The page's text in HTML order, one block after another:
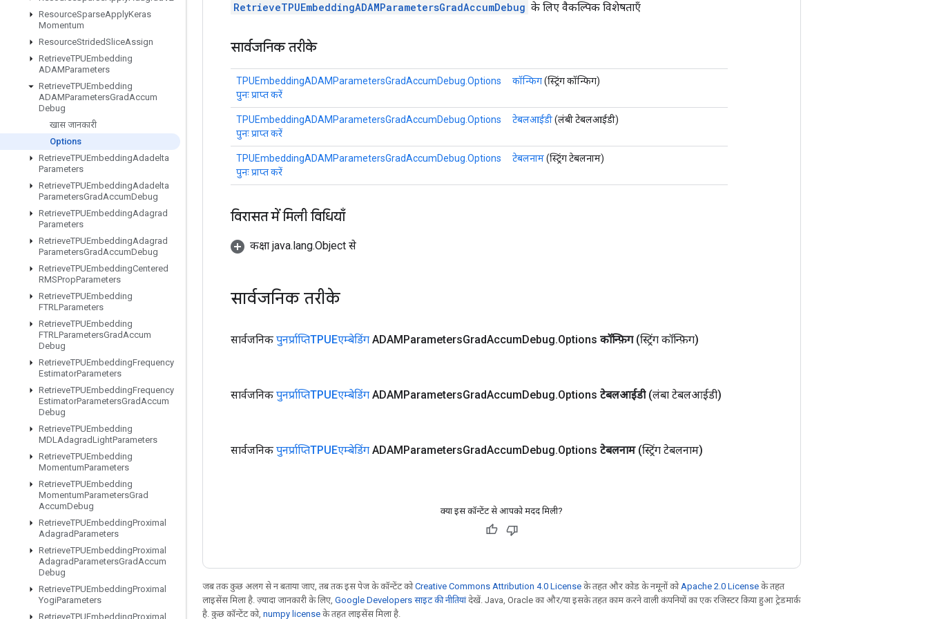
ResourceSparseApplyKeras
Momentum
ResourceStridedSliceAssign
RetrieveTPUEmbedding
ADAMParameters
RetrieveTPUEmbedding
ADAMParametersGradAccum
Debug
खास जानकारी
Options
RetrieveTPUEmbeddingAdadelta
Parameters
RetrieveTPUEmbeddingAdadelta
ParametersGradAccumDebug
RetrieveTPUEmbeddingAdagrad
Parameters
RetrieveTPUEmbeddingAdagrad
ParametersGradAccumDebug
RetrieveTPUEmbeddingCentered
RMSPropParameters
RetrieveTPUEmbedding
FTRLParameters
RetrieveTPUEmbedding
FTRLParametersGradAccum
Debug
RetrieveTPUEmbeddingFrequency
EstimatorParameters
RetrieveTPUEmbeddingFrequency
EstimatorParametersGradAccum
Debug
RetrieveTPUEmbedding
MDLAdagradLightParameters
RetrieveTPUEmbedding
MomentumParameters
RetrieveTPUEmbedding
MomentumParametersGrad
AccumDebug
RetrieveTPUEmbeddingProximal
AdagradParameters
RetrieveTPUEmbeddingProximal
AdagradParametersGradAccum
Debug
RetrieveTPUEmbeddingProximal
YogiParameters
RetrieveTPUEmbeddingProximal
RetrieveTPUEmbeddingADAMParametersGradAccumDebug के लिए वैकल्पिक विशेषताएँ
सार्वजनिक तरीके
TPUEmbeddingADAMParametersGradAccumDebug.Options
पुनः प्राप्त करें
कॉन्फिग(स्ट्रिंग कॉन्फिग)
TPUEmbeddingADAMParametersGradAccumDebug.Options
पुनः प्राप्त करें
टेबलआईडी(लंबी टेबलआईडी)
TPUEmbeddingADAMParametersGradAccumDebug.Options
पुनः प्राप्त करें
टेबलनाम(स्ट्रिंग टेबलनाम)
विरासत में मिली विधियाँ
कक्षा java.lang.Object से
सार्वजनिक तरीके
सार्वजनिक पुनर्प्राप्तिTPUEएम्बेडिंग ADAMParametersGradAccumDebug.Options कॉन्फ़िग (स्ट्रिंग कॉन्फ़िग)
सार्वजनिक पुनर्प्राप्तिTPUEएम्बेडिंग ADAMParametersGradAccumDebug.Options टेबलआईडी (लंबा टेबलआईडी)
सार्वजनिक पुनर्प्राप्तिTPUEएम्बेडिंग ADAMParametersGradAccumDebug.Options टेबलनाम (स्ट्रिंग टेबलनाम)
क्या इस कॉन्टेंट से आपको मदद मिली?
जब तक कुछ अलग से न बताया जाए, तब तक इस पेज के कॉन्टेंट कोCreative Commons Attribution 4.0 License के तहत और कोड के नमूनों को Apache 2.0 License के तहत
लाइसेंस मिला है. ज़्यादा जानकारी के लिए, Google Developers साइट की नीतियांदेखें. Java, Oracle का और/या इसके तहत काम करने वाली कंपनियों का एक रजिस्टर किया हुआ ट्रेडमार्क
है. कुछ कॉन्टेंट को, numpy license के तहत लाइसेंस मिला है.